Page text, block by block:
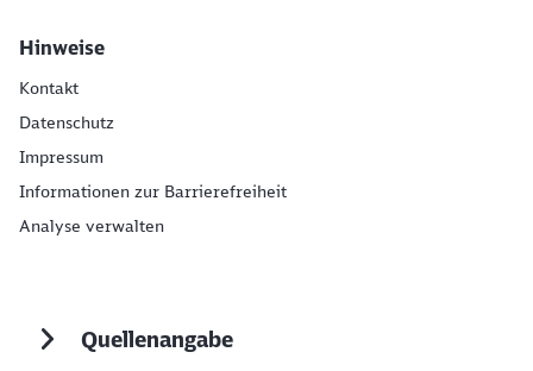
Hinweise
Kontakt
Datenschutz
Impressum
Informationen zur Barrierefreiheit
Analyse verwalten
Quellenangabe